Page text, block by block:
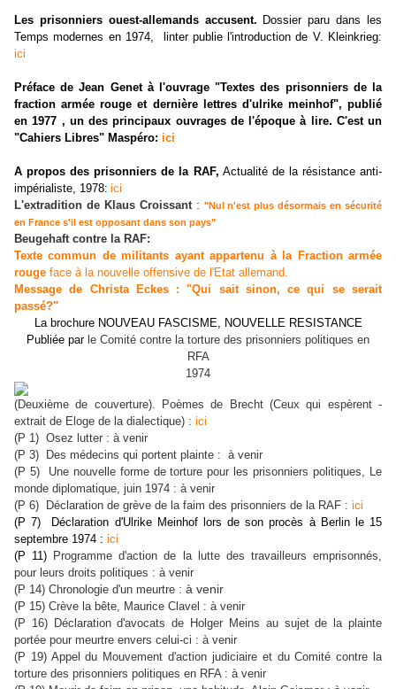
Les prisonniers ouest-allemands accusent. Dossier paru dans les
Temps modernes en 1974, linter publie l'introduction de V. Kleinkrieg:
ici
Préface de Jean Genet à l'ouvrage "Textes des prisonniers de la
fraction armée rouge et dernière lettres d'ulrike meinhof", publié
en 1977 , un des principaux ouvrages de l'époque à lire. C'est un
"Cahiers Libres" Maspéro: ici
A propos des prisonniers de la RAF, Actualité de la résistance anti-
impérialiste, 1978: ici
L'extradition de Klaus Croissant: "Nul n'est plus désormais en sécurité
en France s'il est opposant dans son pays"
Beugehaft contre la RAF:
Texte commun de militants ayant appartenu à la Fraction armée
rouge face à la nouvelle offensive de l'Etat allemand.
Message de Christa Eckes : "Qui sait sinon, ce qui se serait
passé?"
La brochure NOUVEAU FASCISME, NOUVELLE RESISTANCE
Publiée par le Comité contre la torture des prisonniers politiques en
RFA
1974
(Deuxième de couverture). Poèmes de Brecht (Ceux qui espèrent -
extrait de Eloge de la dialectique) : ici
(P 1) Osez lutter : à venir
(P 3) Des médecins qui portent plainte : à venir
(P 5) Une nouvelle forme de torture pour les prisonniers politiques, Le
monde diplomatique, juin 1974 : à venir
(P 6) Déclaration de grève de la faim des prisonniers de la RAF : ici
(P 7) Déclaration d'Ulrike Meinhof lors de son procès à Berlin le 15
septembre 1974 : ici
(P 11) Programme d'action de la lutte des travailleurs emprisonnés,
pour leurs droits politiques : à venir
(P 14) Chronologie d'un meurtre : à venir
(P 15) Crève la bête, Maurice Clavel : à venir
(P 16) Déclaration d'avocats de Holger Meins au sujet de la plainte
portée pour meurtre envers celui-ci : à venir
(P 19) Appel du Mouvement d'action judiciaire et du Comité contre la
torture des prisonniers politiques en RFA : à venir